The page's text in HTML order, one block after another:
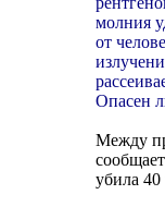
молния
от
Опасен
Между
убила 40